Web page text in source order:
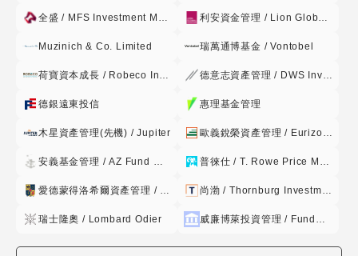
全盛 / MFS Investment Management 利安資金管理 / Lion Global Investors
Muzinich & Co. Limited 瑞萬通博基金 / Vontobel
荷寶資本成長 / Robeco Institutional 德意志資產管理 / DWS Investment
德銀遠東投信 惠理基金管理
木星資產管理(先機) / Jupiter 歐義銳榮資產管理 / Eurizon Capital
安義基金管理 / AZ Fund Management 普徠仕 / T. Rowe Price Management
愛德蒙得洛希爾資產管理 / Edmond de Rothschild 尚渤 / Thornburg Investment Management
瑞士隆奧 / Lombard Odier 威廉博萊投資管理 / FundRock Management Company